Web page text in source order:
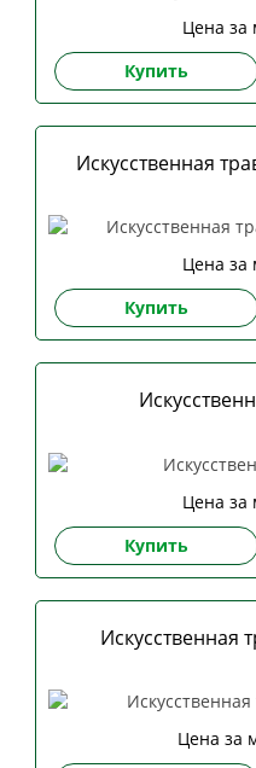
Цена за
Купить
Искусственная
Цена за
Купить
Цена за
Купить
Искусственная
Цена за